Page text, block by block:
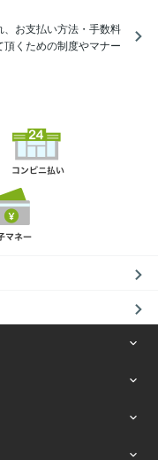
お支払い方法・手数料
くための制度やマナー